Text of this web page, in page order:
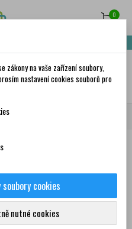
0
dopravu zdarma!
✦AI
podle: První nové produkty
zákony na vaše zařízení soubory,
nastavení cookies souborů pro
cookies
nutné cookies